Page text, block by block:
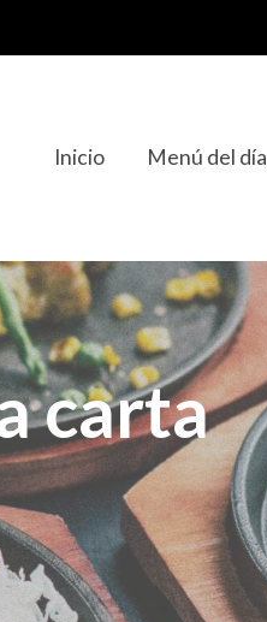
Inicio Menú del día
carta